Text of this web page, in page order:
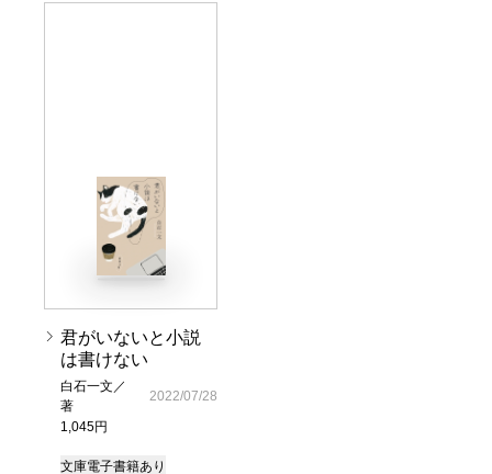
君がいないと小説
は書けない
白石一文／
著
1,045円
2022/07/28
文庫電子書籍あり